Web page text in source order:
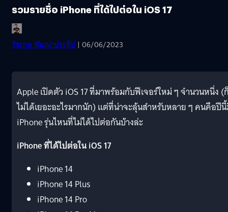
รวมรายชื่อ iPhone ที่ได้ไปต่อใน iOS 17
วัชรกุล พัฒนาประทีป | 06/06/2023
Apple เปิดตัว iOS 17 ที่มาพร้อมกับฟีเจอร์ใหม่ ๆ จำนวนหนึ่ง (
ไม่ได้เยอะอะไรมากนัก) แต่ที่น่าจะลุ้นสำหรับหลาย ๆ คนคือปี
iPhone รุ่นไหนที่ไม่ได้ไปต่อกันบ้างล่ะ
iPhone ที่ได้ไปต่อใน iOS 17
iPhone 14
iPhone 14 Plus
iPhone 14 Pro